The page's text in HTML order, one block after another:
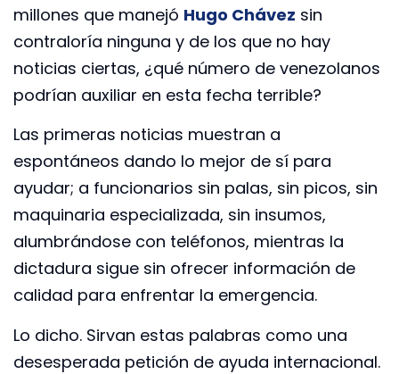
millones que manejó Hugo Chávez sin
contraloría ninguna y de los que no hay
noticias ciertas, ¿qué número de venezolanos
podrían auxiliar en esta fecha terrible?
Las primeras noticias muestran a
espontáneos dando lo mejor de sí para
ayudar; a funcionarios sin palas, sin picos, sin
maquinaria especializada, sin insumos,
alumbrándose con teléfonos, mientras la
dictadura sigue sin ofrecer información de
calidad para enfrentar la emergencia.
Lo dicho. Sirvan estas palabras como una
desesperada petición de ayuda internacional.